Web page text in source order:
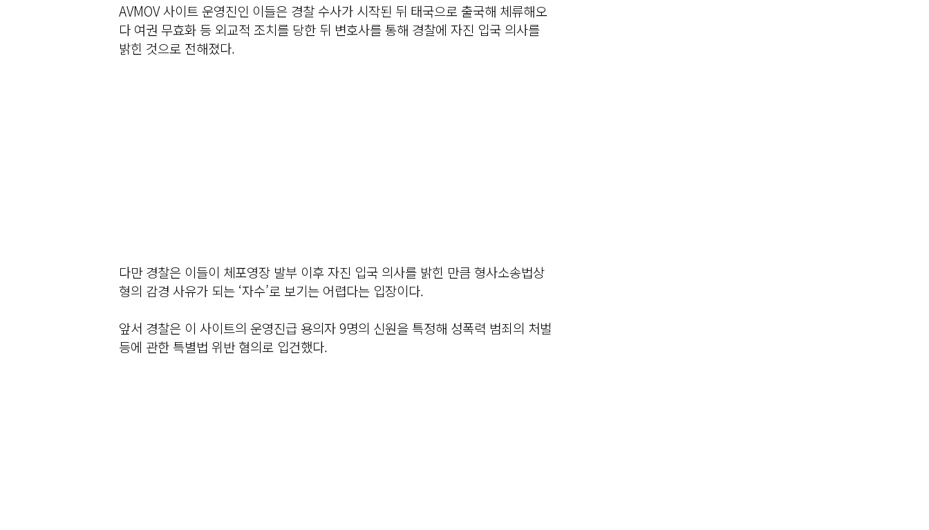
AVMOV 사이트 운영진인 이들은 경찰 수사가 시작된 뒤 태국으로 출국해 체류해오
다 여권 무효화 등 외교적 조치를 당한 뒤 변호사를 통해 경찰에 자진 입국 의사를
밝힌 것으로 전해졌다.
다만 경찰은 이들이 체포영장 발부 이후 자진 입국 의사를 밝힌 만큼 형사소송법상
형의 감경 사유가 되는 ‘자수’로 보기는 어렵다는 입장이다.
앞서 경찰은 이 사이트의 운영진급 용의자 9명의 신원을 특정해 성폭력 범죄의 처벌
등에 관한 특별법 위반 혐의로 입건했다.